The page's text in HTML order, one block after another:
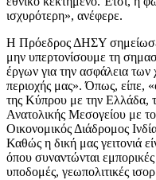
ισχυρότερη», ανέφερε.
Η Πρόεδρος ΔΗΣΥ
μην υπερτονίσουμε τη
έργων για την ασφάλεια
περιοχής μας». Όπως, είπε,
της Κύπρου με την Ελλάδα,
Ανατολικής Μεσογείου με
Οικονομικός Διάδρομος
Καθώς η δική μας γειτονιά
όπου συναντώνται
υποδομές, γεωπολιτικές